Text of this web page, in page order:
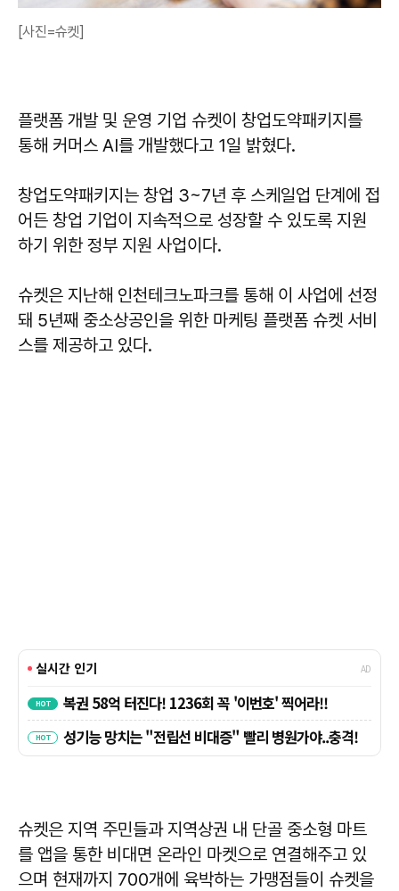
[사진=슈켓]
플랫폼 개발 및 운영 기업 슈켓이 창업도약패키지를
통해 커머스 AI를 개발했다고 1일 밝혔다.
창업도약패키지는 창업 3~7년 후 스케일업 단계에 접
어든 창업 기업이 지속적으로 성장할 수 있도록 지원
하기 위한 정부 지원 사업이다.
슈켓은 지난해 인천테크노파크를 통해 이 사업에 선정
돼 5년째 중소상공인을 위한 마케팅 플랫폼 슈켓 서비
스를 제공하고 있다.
슈켓은 지역 주민들과 지역상권 내 단골 중소형 마트
를 앱을 통한 비대면 온라인 마켓으로 연결해주고 있
으며 현재까지 700개에 육박하는 가맹점들이 슈켓을